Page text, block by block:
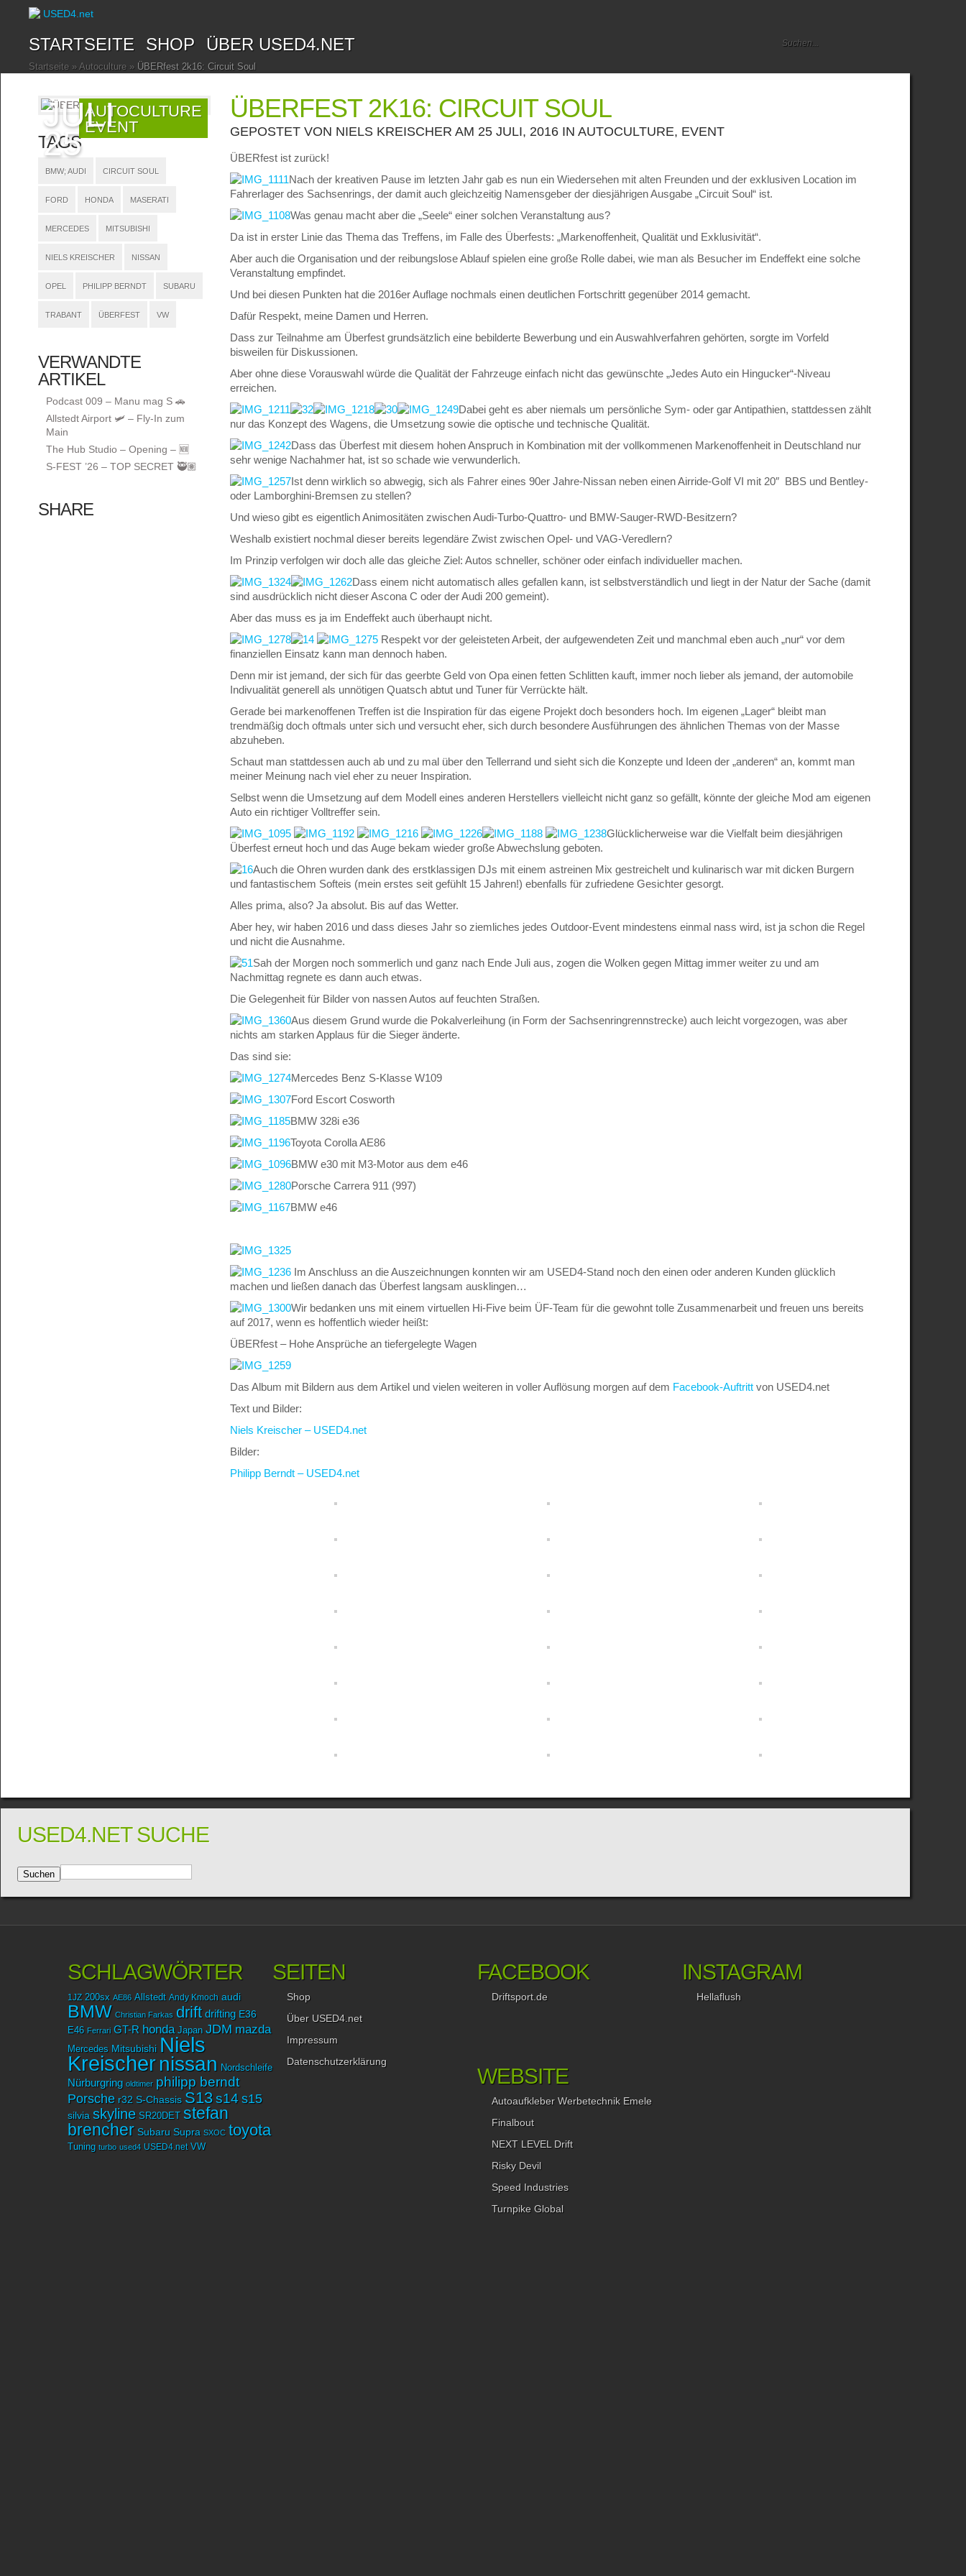
STARTSEITE SHOP ÜBER USED4.NET
Startseite » Autoculture » ÜBERfest 2k16: Circuit Soul
AUTOCULTURE
EVENT
JULI
25
TAGS
BMW; AUDI CIRCUIT SOUL
FORD HONDA MASERATI
MERCEDES MITSUBISHI
NIELS KREISCHER NISSAN
OPEL PHILIPP BERNDT SUBARU
TRABANT ÜBERFEST VW
VERWANDTE
ARTIKEL
Podcast 009 – Manu mag S 🚗
Allstedt Airport 🛩️ – Fly-In zum
Main
The Hub Studio – Opening – 🆕
S-FEST ’26 – TOP SECRET 🥷🏽
SHARE
ÜBERFEST 2K16: CIRCUIT SOUL
GEPOSTET VON NIELS KREISCHER AM 25 JULI, 2016 IN AUTOCULTURE, EVENT
ÜBERfest ist zurück!
Nach der kreativen Pause im letzten Jahr gab es nun ein Wiedersehen mit alten Freunden und der exklusiven Location im
Fahrerlager des Sachsenrings, der damit auch gleichzeitig Namensgeber der diesjährigen Ausgabe „Circuit Soul“ ist.
Was genau macht aber die „Seele“ einer solchen Veranstaltung aus?
Da ist in erster Linie das Thema das Treffens, im Falle des Überfests: „Markenoffenheit, Qualität und Exklusivität“.
Aber auch die Organisation und der reibungslose Ablauf spielen eine große Rolle dabei, wie man als Besucher im Endeffekt eine solche
Veranstaltung empfindet.
Und bei diesen Punkten hat die 2016er Auflage nochmals einen deutlichen Fortschritt gegenüber 2014 gemacht.
Dafür Respekt, meine Damen und Herren.
Dass zur Teilnahme am Überfest grundsätzlich eine bebilderte Bewerbung und ein Auswahlverfahren gehörten, sorgte im Vorfeld
bisweilen für Diskussionen.
Aber ohne diese Vorauswahl würde die Qualität der Fahrzeuge einfach nicht das gewünschte „Jedes Auto ein Hingucker“-Niveau
erreichen.
Dabei geht es aber niemals um persönliche Sym- oder gar Antipathien, stattdessen zählt
nur das Konzept des Wagens, die Umsetzung sowie die optische und technische Qualität.
Dass das Überfest mit diesem hohen Anspruch in Kombination mit der vollkommenen Markenoffenheit in Deutschland nur
sehr wenige Nachahmer hat, ist so schade wie verwunderlich.
Ist denn wirklich so abwegig, sich als Fahrer eines 90er Jahre-Nissan neben einen Airride-Golf VI mit 20″ BBS und Bentley-
oder Lamborghini-Bremsen zu stellen?
Und wieso gibt es eigentlich Animositäten zwischen Audi-Turbo-Quattro- und BMW-Sauger-RWD-Besitzern?
Weshalb existiert nochmal dieser bereits legendäre Zwist zwischen Opel- und VAG-Veredlern?
Im Prinzip verfolgen wir doch alle das gleiche Ziel: Autos schneller, schöner oder einfach individueller machen.
Dass einem nicht automatisch alles gefallen kann, ist selbstverständlich und liegt in der Natur der Sache (damit
sind ausdrücklich nicht dieser Ascona C oder der Audi 200 gemeint).
Aber das muss es ja im Endeffekt auch überhaupt nicht.
Respekt vor der geleisteten Arbeit, der aufgewendeten Zeit und manchmal eben auch „nur“ vor dem
finanziellen Einsatz kann man dennoch haben.
Denn mir ist jemand, der sich für das geerbte Geld von Opa einen fetten Schlitten kauft, immer noch lieber als jemand, der automobile
Indivualität generell als unnötigen Quatsch abtut und Tuner für Verrückte hält.
Gerade bei markenoffenen Treffen ist die Inspiration für das eigene Projekt doch besonders hoch. Im eigenen „Lager“ bleibt man
trendmäßig doch oftmals unter sich und versucht eher, sich durch besondere Ausführungen des ähnlichen Themas von der Masse
abzuheben.
Schaut man stattdessen auch ab und zu mal über den Tellerrand und sieht sich die Konzepte und Ideen der „anderen“ an, kommt man
meiner Meinung nach viel eher zu neuer Inspiration.
Selbst wenn die Umsetzung auf dem Modell eines anderen Herstellers vielleicht nicht ganz so gefällt, könnte der gleiche Mod am eigenen
Auto ein richtiger Volltreffer sein.
Glücklicherweise war die Vielfalt beim diesjährigen
Überfest erneut hoch und das Auge bekam wieder große Abwechslung geboten.
Auch die Ohren wurden dank des erstklassigen DJs mit einem astreinen Mix gestreichelt und kulinarisch war mit dicken Burgern
und fantastischem Softeis (mein erstes seit gefühlt 15 Jahren!) ebenfalls für zufriedene Gesichter gesorgt.
Alles prima, also? Ja absolut. Bis auf das Wetter.
Aber hey, wir haben 2016 und dass dieses Jahr so ziemliches jedes Outdoor-Event mindestens einmal nass wird, ist ja schon die Regel
und nicht die Ausnahme.
Sah der Morgen noch sommerlich und ganz nach Ende Juli aus, zogen die Wolken gegen Mittag immer weiter zu und am
Nachmittag regnete es dann auch etwas.
Die Gelegenheit für Bilder von nassen Autos auf feuchten Straßen.
Aus diesem Grund wurde die Pokalverleihung (in Form der Sachsenringrennstrecke) auch leicht vorgezogen, was aber
nichts am starken Applaus für die Sieger änderte.
Das sind sie:
Mercedes Benz S-Klasse W109
Ford Escort Cosworth
BMW 328i e36
Toyota Corolla AE86
BMW e30 mit M3-Motor aus dem e46
Porsche Carrera 911 (997)
BMW e46
Im Anschluss an die Auszeichnungen konnten wir am USED4-Stand noch den einen oder anderen Kunden glücklich
machen und ließen danach das Überfest langsam ausklingen…
Wir bedanken uns mit einem virtuellen Hi-Five beim ÜF-Team für die gewohnt tolle Zusammenarbeit und freuen uns bereits
auf 2017, wenn es hoffentlich wieder heißt:
ÜBERfest – Hohe Ansprüche an tiefergelegte Wagen
Das Album mit Bildern aus dem Artikel und vielen weiteren in voller Auflösung morgen auf dem Facebook-Auftrittvon USED4.net
Text und Bilder:
Niels Kreischer – USED4.net
Bilder:
Philipp Berndt – USED4.net
USED4.NET SUCHE
SCHLAGWÖRTER
1JZ 200sx AE86 Allstedt Andy Kmoch audi
BMW Christian Farkas drift drifting E36
E46 Ferrari GT-R honda Japan JDM mazda
Mercedes Mitsubishi Niels
Kreischernissan Nordschleife
Nürburgring oldtimer philipp berndt
Porsche r32 S-Chassis S13s14 s15
silvia skyline SR20DET stefan
brencher Subaru Supra SXOC toyota
Tuning turbo used4 USED4.net VW
SEITEN
Shop
Über USED4.net
Impressum
Datenschutzerklärung
FACEBOOK
Driftsport.de
INSTAGRAM
Hellaflush
WEBSITE
Autoaufkleber Werbetechnik Emele
Finalbout
NEXT LEVEL Drift
Risky Devil
Speed Industries
Turnpike Global